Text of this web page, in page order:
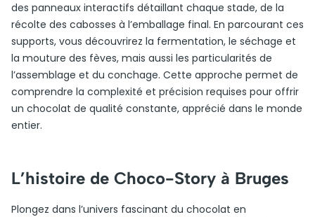
des panneaux interactifs détaillant chaque stade, de la
récolte des cabosses à l’emballage final. En parcourant ces
supports, vous découvrirez la fermentation, le séchage et
la mouture des fèves, mais aussi les particularités de
l’assemblage et du conchage. Cette approche permet de
comprendre la complexité et précision requises pour offrir
un chocolat de qualité constante, apprécié dans le monde
entier.
L’histoire de Choco-Story à Bruges
Plongez dans l’univers fascinant du chocolat en